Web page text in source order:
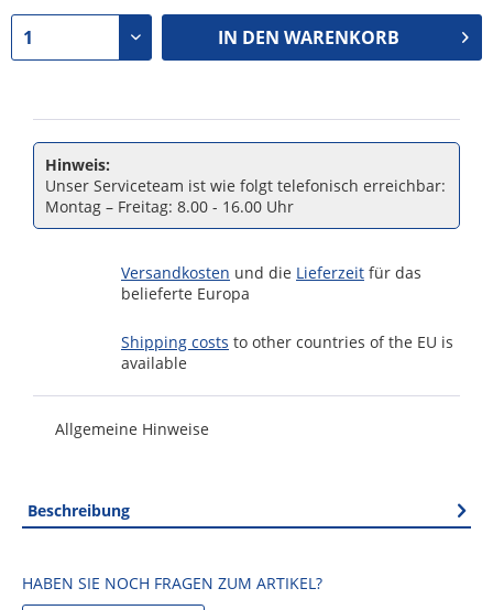
IN DEN WARENKORB
Hinweis:
Unser Serviceteam ist wie folgt telefonisch erreichbar:
Montag – Freitag: 8.00 - 16.00 Uhr
Versandkosten und die Lieferzeit für das
belieferte Europa
Shipping costs to other countries of the EU is
available
Allgemeine Hinweise
Beschreibung
HABEN SIE NOCH FRAGEN ZUM ARTIKEL?